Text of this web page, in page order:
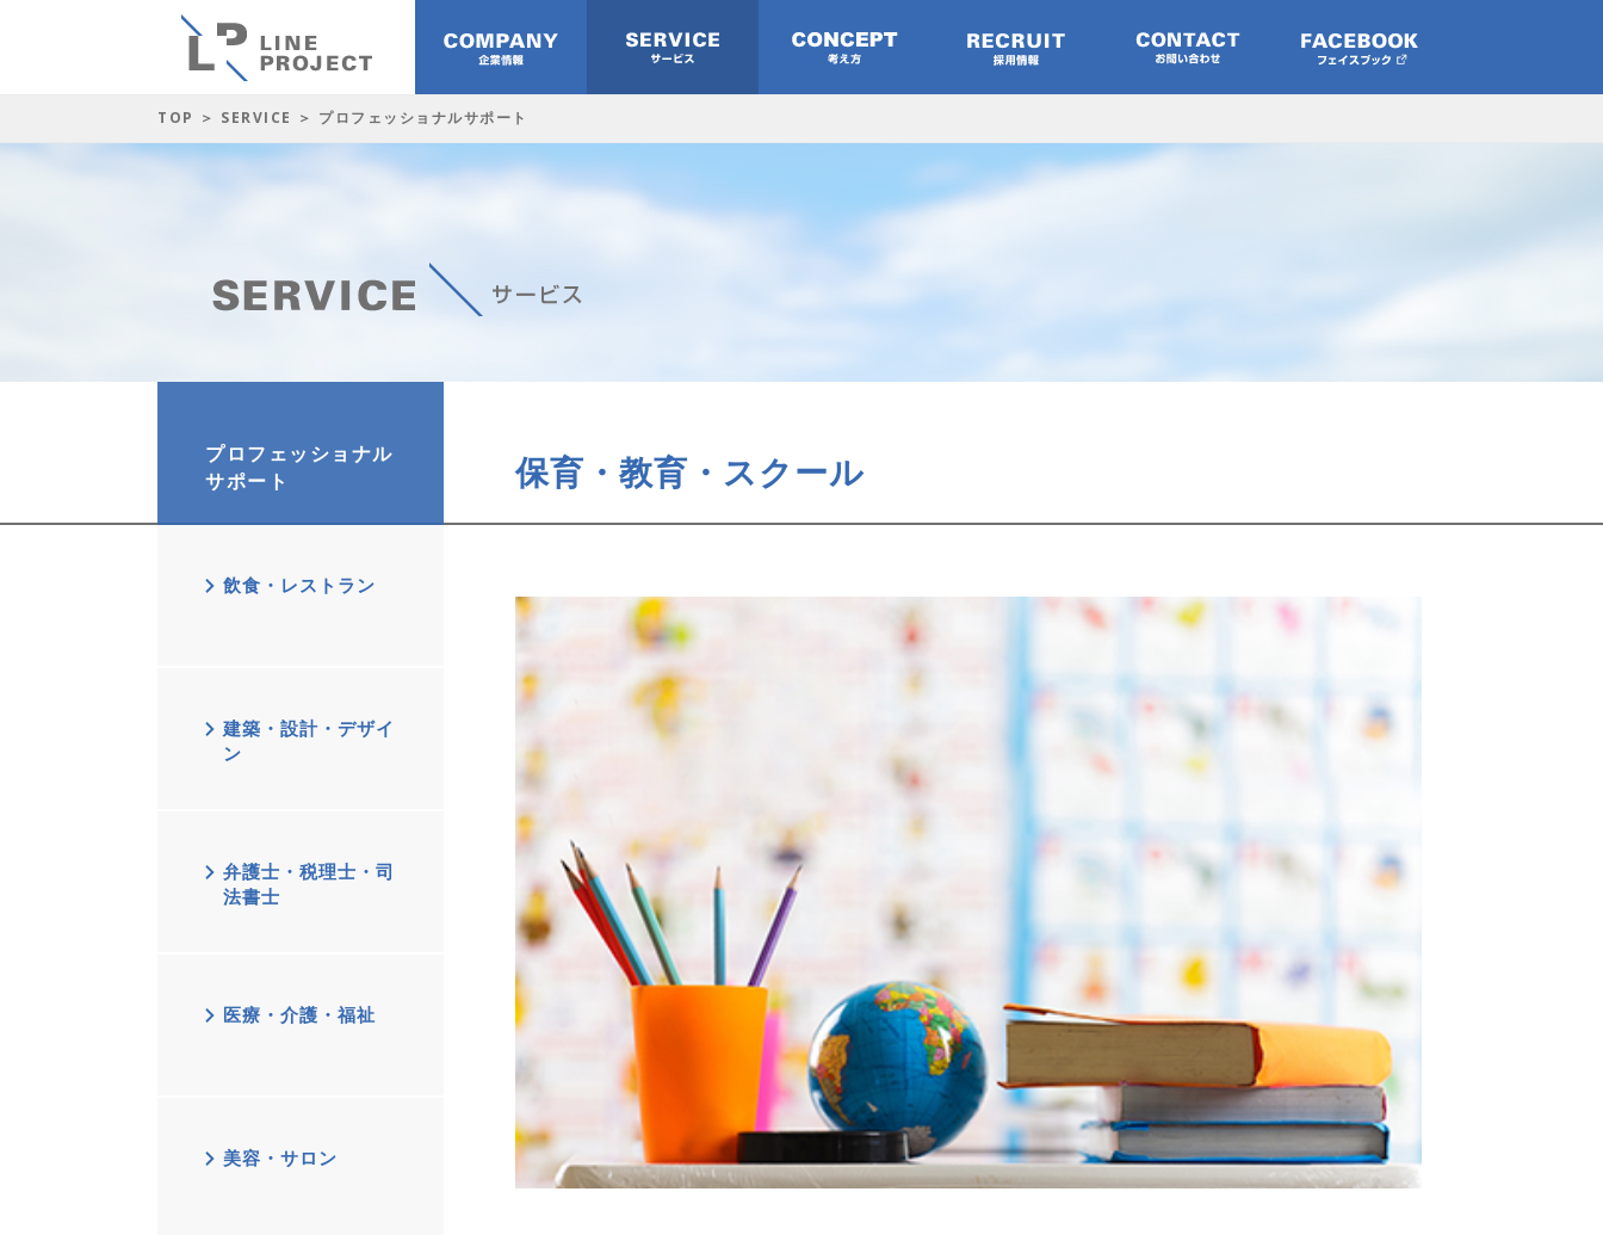
TOP ＞ SERVICE ＞ プロフェッショナルサポート
保育・教育・スクール
プロフェッショナル
サポート
飲食・レストラン
建築・設計・デザイ
ン
弁護士・税理士・司
法書士
医療・介護・福祉
美容・サロン